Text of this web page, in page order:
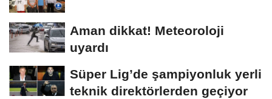
Aman dikkat! Meteoroloji
uyardı
Süper Lig’de şampiyonluk yerli
teknik direktörlerden geçiyor